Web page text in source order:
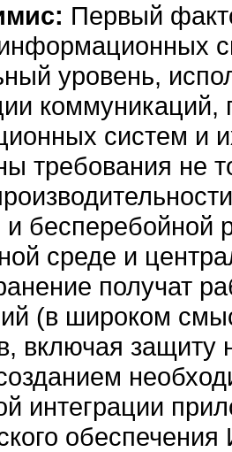
Первый
уровень,
систем и
требования не
бесперебойной
среде и
получат
(в широком
включая защиту
интеграции